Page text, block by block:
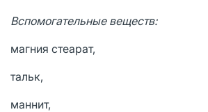
Вспомогательные веществ:
магния стеарат,
тальк,
маннит,